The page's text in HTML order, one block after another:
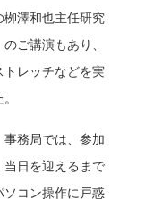
澤和也主任研究
ご講演もあり、
トレッチなどを実
務局では、参加
当日を迎えるまで
ソコン操作に戸惑